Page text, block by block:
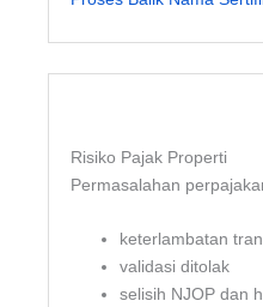
Risiko Pajak Properti
Permasalahan
keterlambatan
validasi ditolak
selisih NJOP dan